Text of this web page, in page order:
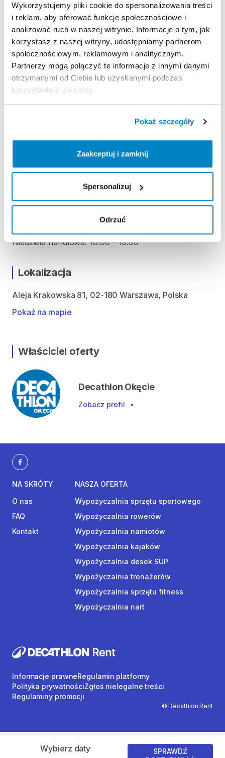
Wykorzystujemy pliki cookie do spersonalizowania treści
i reklam, aby oferować funkcje społecznościowe i
analizować ruch w naszej witrynie. Informacje o tym, jak
korzystasz z naszej witryny, udostępniamy partnerom
społecznościowym, reklamowym i analitycznym.
Partnerzy mogą połączyć te informacje z innymi danymi
otrzymanymi od Ciebie lub uzyskanymi podczas
korzystania z ich usług.
Pokaż szczegóły
Zaakceptuj i zamknij
Spersonalizuj
Odrzuć
REGULAMIN
Regulamin wypożyczalni
KAUCJA
Poniedziałek: 10:00 - 20:00
Środa: 10:00 - 20:00
Czwartek: 10:00 - 20:00
Niedziela handlowa: 10:00 - 19:00
Lokalizacja
Aleja Krakowska 81, 02-180 Warszawa, Polska
Pokaż na mapie
Właściciel oferty
Decathlon Okęcie
Zobacz profil •
Wybierz daty
SPRAWDŹ
NA SKRÓTY
O nas
FAQ
Kontakt
NASZA OFERTA
Wypożyczalnia sprzętu sportowego
Wypożyczalnia rowerów
Wypożyczalnia namiotów
Wypożyczalnia kajaków
Wypożyczalnia desek SUP
Wypożyczalnia trenażerów
Wypożyczalnia sprzętu fitness
Wypożyczalnia nart
© Decathlon Rent
Informacje prawneRegulamin platformy
Polityka prywatnościZgłoś nielegalne treści
Regulaminy promocji